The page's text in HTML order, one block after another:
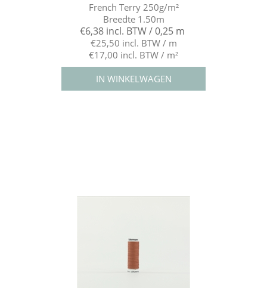
French Terry 250g/m²
Breedte 1.50m
€6,38 incl. BTW / 0,25 m
€25,50 incl. BTW / m
€17,00 incl. BTW / m²